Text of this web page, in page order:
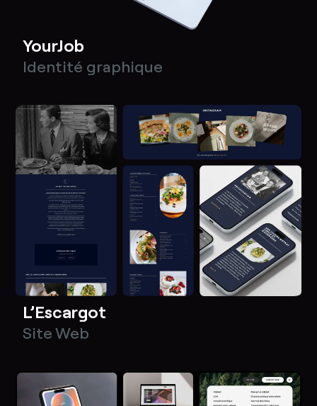
YourJob
Identité graphique
L’Escargot
Site Web